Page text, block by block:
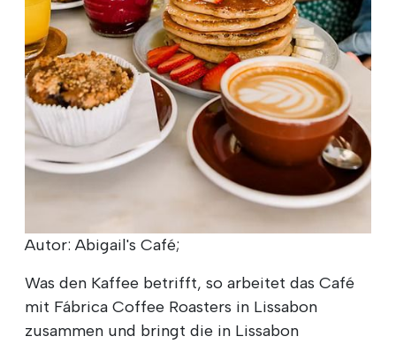
Autor: Abigail's Café;
Was den Kaffee betrifft, so arbeitet das Café
mit Fábrica Coffee Roasters in Lissabon
zusammen und bringt die in Lissabon